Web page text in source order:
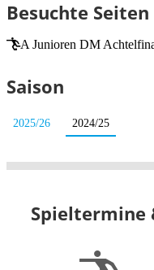
Besuchte Seiten
A Junioren DM
Saison
2025/26 2024/25
Spieltermine